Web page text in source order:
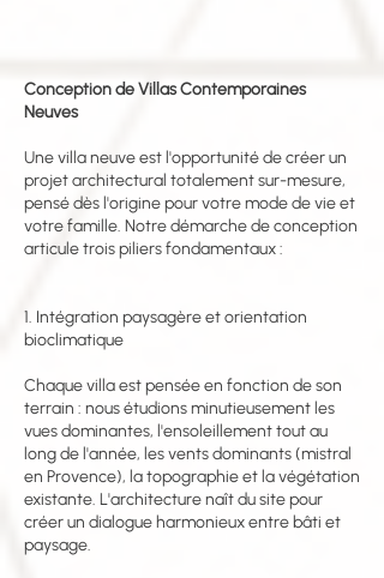
Conception de Villas Contemporaines
Neuves
Une villa neuve est l'opportunité de créer un
projet architectural totalement sur-mesure,
pensé dès l'origine pour votre mode de vie et
votre famille. Notre démarche de conception
articule trois piliers fondamentaux :
1. Intégration paysagère et orientation
bioclimatique
Chaque villa est pensée en fonction de son
terrain : nous étudions minutieusement les
vues dominantes, l'ensoleillement tout au
long de l'année, les vents dominants (mistral
en Provence), la topographie et la végétation
existante. L'architecture naît du site pour
créer un dialogue harmonieux entre bâti et
paysage.